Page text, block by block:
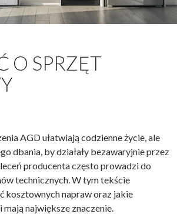
O SPRZĘT
AGD ułatwiają codzienne życie, ale
dbania, by działały bezawaryjnie przez
producenta często prowadzi do
technicznych. W tym tekście
kosztownych napraw oraz jakie
największe znaczenie.